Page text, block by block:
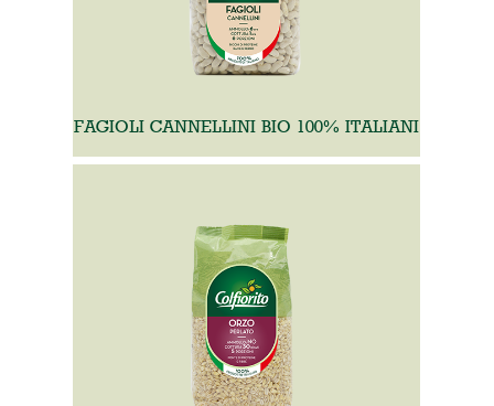
FAGIOLI CANNELLINI BIO 100% ITALIANI